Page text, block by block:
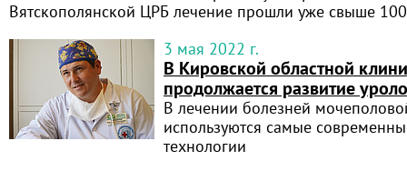
Вятскополянской ЦРБ лечение прошли уже свыше
3 мая 2022 г.
В Кировской областной
продолжается развитие
В лечении болезней
используются самые
технологии